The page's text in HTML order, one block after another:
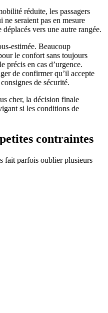
réduite, les passagers
seraient pas en mesure
vers une autre rangée.
estimée. Beaucoup
le confort sans toujours
précis en cas d’urgence.
de confirmer qu’il accepte
de sécurité.
cher, la décision finale
si les conditions de
contraintes
fait parfois oublier plusieurs